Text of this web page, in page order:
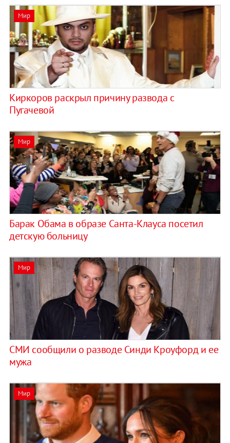
Мир
Киркоров раскрыл причину развода с
Пугачевой
Мир
Барак Обама в образе Санта-Клауса посетил
детскую больницу
Мир
СМИ сообщили о разводе Синди Кроуфорд и ее
мужа
Мир